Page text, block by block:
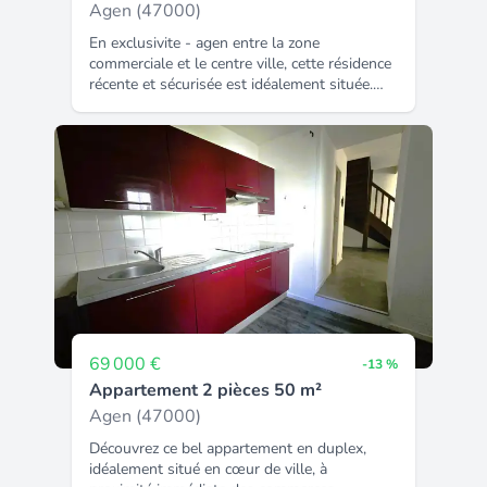
Agen (47000)
En exclusivite - agen entre la zone
commerciale et le centre ville, cette résidence
récente et sécurisée est idéalement située.
est très bien entretenue, il vous offre : une
entrée, un séjour avec une cuisine ouverte,
une chambre, une salle de bains avec wc. Le
balcon et la place de parking privative
complètent ce bien. Le bien est en
copropriété, la quote part annuelle est de
880€. Idéal pour un premier achat ou un
investissement locatif ! Classe energie : d -
classe climat : d estimation des coûts
annuels d'énergie entre 590€ et 820€.
Honoraires ttc à la charge de l'acquéreur, soit
8%, le prix net vendeur est de 80 000€. .
69 000 € -13 %
Appartement 2 pièces 50 m²
Agen (47000)
Découvrez ce bel appartement en duplex,
idéalement situé en cœur de ville, à